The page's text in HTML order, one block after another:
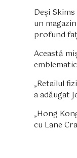
Deși
un
profund
Această
„Retailul
a adăugat
„Hong
cu Lane